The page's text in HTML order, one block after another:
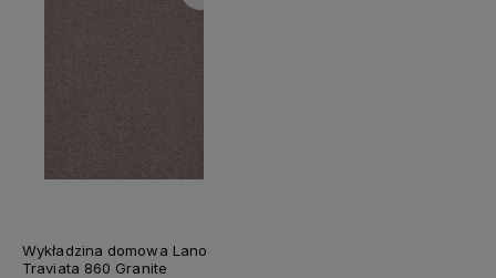
Wykładzina domowa Lano
Traviata 860 Granite